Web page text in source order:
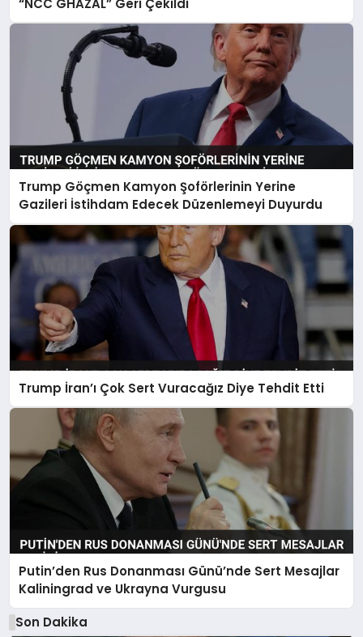
“NCC GHAZAL” Geri Çekildi
Trump Göçmen Kamyon Şoförlerinin Yerine
Gazileri İstihdam Edecek Düzenlemeyi Duyurdu
Trump İran’ı Çok Sert Vuracağız Diye Tehdit Etti
Putin’den Rus Donanması Günü’nde Sert Mesajlar
Kaliningrad ve Ukrayna Vurgusu
Son Dakika